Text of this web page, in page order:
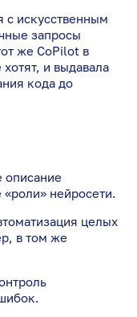
с искусственным
запросы
же CoPilot в
и выдавала
кода до
описание
«роли» нейросети.
целых
в том же